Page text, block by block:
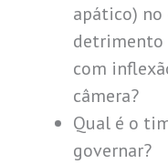
apático) no
detrimento
com
câmera?
Qual é o
governar?